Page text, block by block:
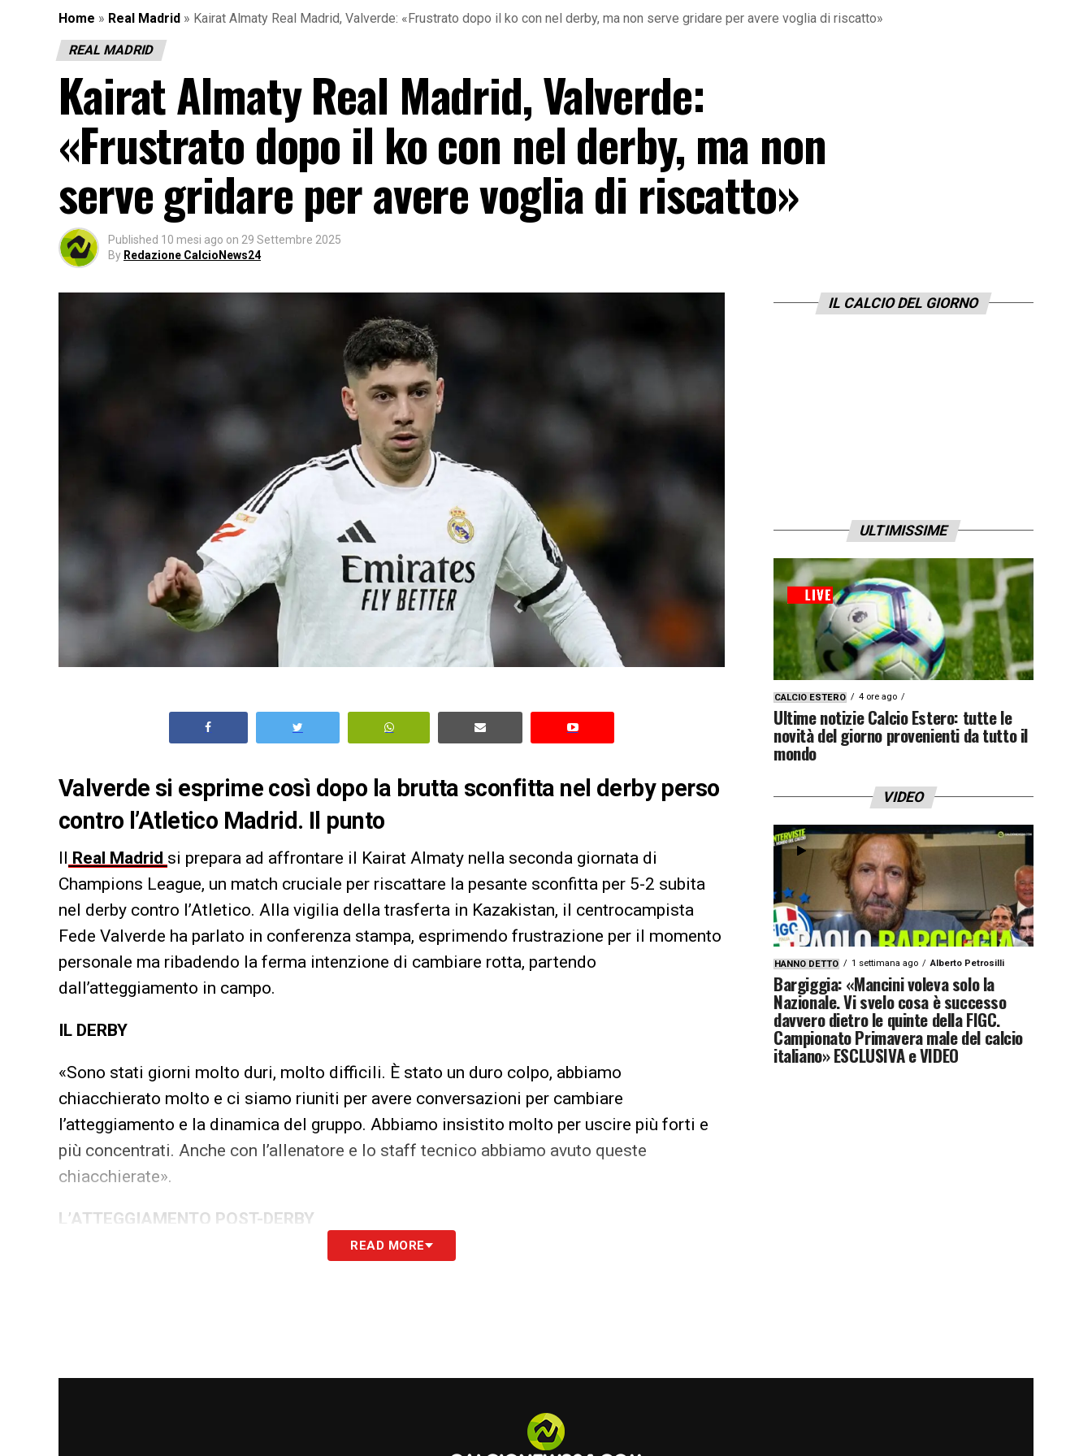
Home » Real Madrid » Kairat Almaty Real Madrid, Valverde: «Frustrato dopo il ko con nel derby, ma non serve gridare per avere voglia di riscatto»
REAL MADRID
Kairat Almaty Real Madrid, Valverde:
«Frustrato dopo il ko con nel derby, ma non
serve gridare per avere voglia di riscatto»
Published 10 mesi ago on 29 Settembre 2025
By Redazione CalcioNews24
Valverde si esprime così dopo la brutta sconfitta nel derby perso
contro l’Atletico Madrid. Il punto
Il Real Madrid si prepara ad affrontare il Kairat Almaty nella seconda giornata di
Champions League, un match cruciale per riscattare la pesante sconfitta per 5-2 subita
nel derby contro l’Atletico. Alla vigilia della trasferta in Kazakistan, il centrocampista
Fede Valverde ha parlato in conferenza stampa, esprimendo frustrazione per il momento
personale ma ribadendo la ferma intenzione di cambiare rotta, partendo
dall’atteggiamento in campo.
IL DERBY
«Sono stati giorni molto duri, molto difficili. È stato un duro colpo, abbiamo
chiacchierato molto e ci siamo riuniti per avere conversazioni per cambiare
l’atteggiamento e la dinamica del gruppo. Abbiamo insistito molto per uscire più forti e
più concentrati. Anche con l’allenatore e lo staff tecnico abbiamo avuto queste
chiacchierate».
L’ATTEGGIAMENTO POST-DERBY
«Sono partite in cui non serve gridare ad alta voce per motivarsi. Sono cose che non
«È normale che queste cose succedano. Non mi era mai capitato di giocare qui. Era tardi
READ MORE
IL CALCIO DEL GIORNO
ULTIMISSIME
CALCIO ESTERO 4 ore ago
Ultime notizie Calcio Estero: tutte le
novità del giorno provenienti da tutto il
mondo
VIDEO
HANNO DETTO 1 settimana ago Alberto Petrosilli
Bargiggia: «Mancini voleva solo la
Nazionale. Vi svelo cosa è successo
davvero dietro le quinte della FIGC.
Campionato Primavera male del calcio
italiano» ESCLUSIVA e VIDEO